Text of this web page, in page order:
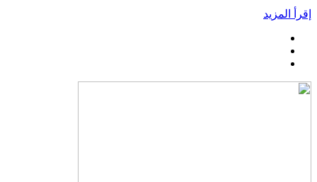
إقرأ المزيد